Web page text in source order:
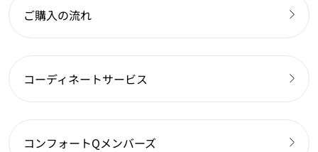
ご購入の流れ
コーディネートサービス
コンフォートQメンバーズ